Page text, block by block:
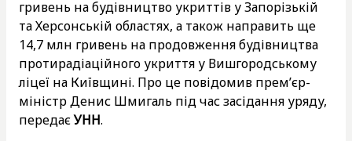
гривень на будівництво укриттів у Запорізькій
та Херсонській областях, а також направить ще
14,7 млн гривень на продовження будівництва
протирадіаційного укриття у Вишгородському
ліцеї на Київщині. Про це повідомив прем’єр-
міністр Денис Шмигаль під час засідання уряду,
передаєУНН.